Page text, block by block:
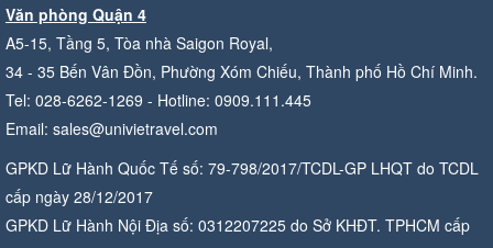
Văn phòng Quận 4
A5-15, Tầng 5, Tòa nhà Saigon Royal,
34 - 35 Bến Vân Đồn, Phường Xóm Chiếu, Thành phố Hồ Chí Minh.
Tel: 028-6262-1269 - Hotline: 0909.111.445
Email: sales@univietravel.com
GPKD Lữ Hành Quốc Tế số: 79-798/2017/TCDL-GP LHQT do TCDL
cấp ngày 28/12/2017
GPKD Lữ Hành Nội Địa số: 0312207225 do Sở KHĐT. TPHCM cấp